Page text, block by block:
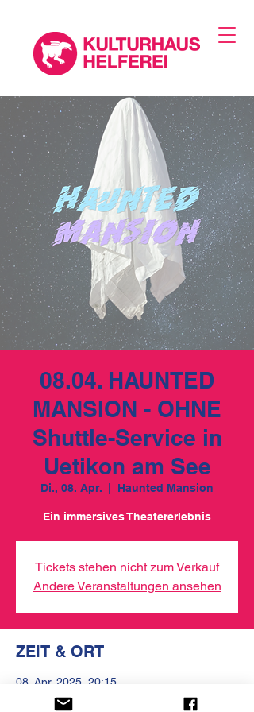
08.04. HAUNTED
MANSION - OHNE
Shuttle-Service in
Uetikon am See
Di., 08. Apr. Haunted Mansion
Ein immersives Theatererlebnis
Tickets stehen nicht zum Verkauf
Andere Veranstaltungen ansehen
ZEIT & ORT
08. Apr. 2025, 20:15
Haunted Mansion, Rundiweg 3, 8707